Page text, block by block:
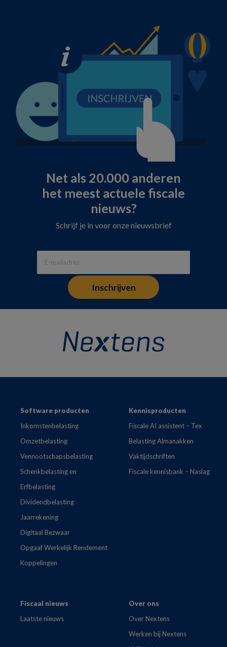
Net als 20.000 anderen
het meest actuele fiscale
nieuws?
Schrijf je in voor onze nieuwsbrief
FooterSoftware producten
Inkomstenbelasting
Omzetbelasting
Vennootschapsbelasting
Schenkbelasting en
Erfbelasting
Dividendbelasting
Jaarrekening
Digitaal Bezwaar
Opgaaf Werkelijk Rendement
Koppelingen
Kennisproducten
Fiscale AI assistent – Tex
Belasting Almanakken
Vaktijdschriften
Fiscale kennisbank – Naslag
Fiscaal nieuws
Laatste nieuws
Over ons
Over Nextens
Werken bij Nextens